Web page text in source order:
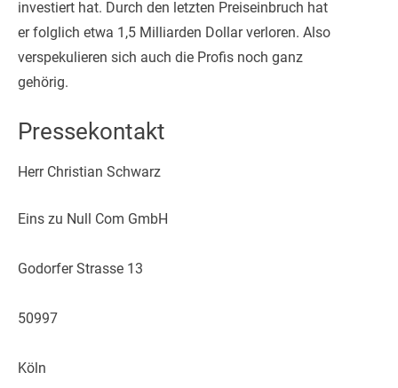
investiert hat. Durch den letzten Preiseinbruch hat
er folglich etwa 1,5 Milliarden Dollar verloren. Also
verspekulieren sich auch die Profis noch ganz
gehörig.
Pressekontakt
Herr Christian Schwarz
Eins zu Null Com GmbH
Godorfer Strasse 13
50997
Köln